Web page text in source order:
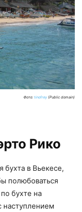
Фото: tinofrey (Public domain)
Рико
в Вьекесе,
полюбоваться
бухте на
наступлением